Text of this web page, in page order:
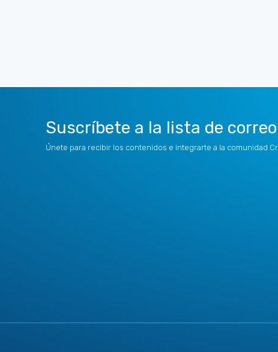
Suscríbete a la lista de correo
Únete para recibir los contenidos e integrarte a la comunidad